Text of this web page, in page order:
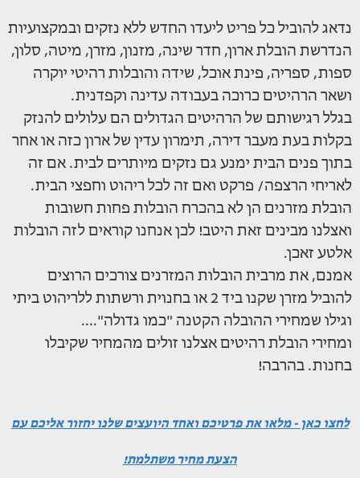
נדאג להוביל כל פריט ליעדו החדש ללא נזקים ובמקצועיות
הנדרשת הובלת ארון, חדר שינה, מזנון, מזרן, מיטה, סלון,
ספות, ספריה, פינת אוכל, שידה והובלות רהיטי יוקרה
ושאר הרהיטים כרוכה בעבודה עדינה וקפדנית.
בגלל רגישותם של הרהיטים הגדולים הם עלולים להנזק
בקלות בעת מעבר דירה, תימרון עדין של ארון כזה או אחר
בתוך פנים הבית ימנע גם נזקים מיותרים לבית. אם זה
לאריחי הרצפה/ פרקט ואם זה לכל ריהוט וחפצי הבית.
הובלת מזרנים הן לא בהכרח הובלות פחות חשובות
ואצלנו מבינים זאת היטב! לכן אנחנו קוראים לזה הובלות
אלטע זאכן.
אמנם, את מרבית הובלות המזרנים צורכים הרוצים
להוביל מזרן שקנו ביד 2 או בחנוית ורשתות ללריהוט ביתי
וגילו שמחירי ההובלה הקטנה "כמו גדולה"....
ומחירי הובלת רהיטים אצלנו זולים מהמחיר שקיבלו
בחנות. בהרבה!
לחצו כאן - מלאו את פרטיכם ואחד היועצים שלנו יחזור אליכם עם
הצעת מחיר משתלמת!